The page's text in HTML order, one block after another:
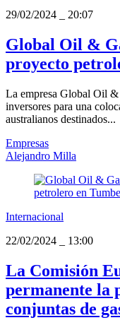
29/02/2024
20:07
Global Oil &
proyecto
La empresa Global Oil &
inversores para una
australianos destinados...
Empresas
Alejandro Milla
Internacional
22/02/2024
13:00
La Comisión
permanente la
conjuntas de